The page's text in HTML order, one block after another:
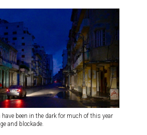
been in the dark for much of this year
and blockade.